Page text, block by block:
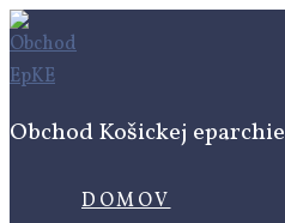
Preskočiť
na
obsah
Obchod Košickej eparchie
DOMOV